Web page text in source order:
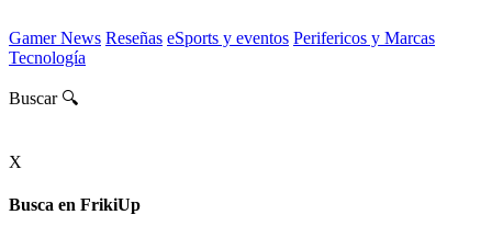
Gamer News Reseñas eSports y eventos Perifericos y Marcas
Tecnología
Buscar 🔍
X
Busca en FrikiUp